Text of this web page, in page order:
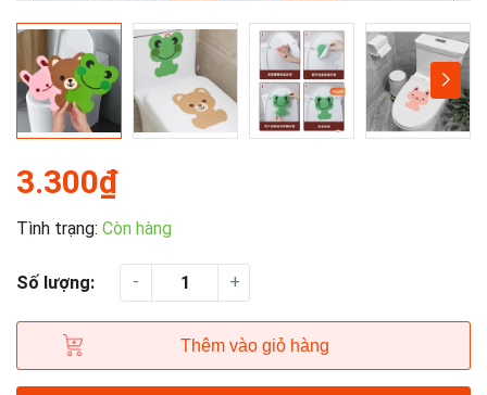
3.300₫
Tình trạng: Còn hàng
Số lượng: - +
Thêm vào giỏ hàng